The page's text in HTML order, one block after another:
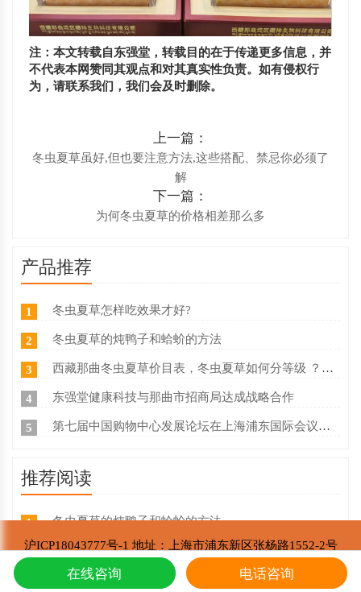
注：本文转载自东强堂，转载目的在于传递更多信息，并
不代表本网赞同其观点和对其真实性负责。如有侵权行
为，请联系我们，我们会及时删除。
上一篇：
冬虫夏草虽好,但也要注意方法,这些搭配、禁忌你必须了
解
下一篇：
​为何冬虫夏草的价格相差那么多
产品推荐
1 冬虫夏草怎样吃效果才好?
2 冬虫夏草的炖鸭子和蛤蚧的方法
3 西藏那曲冬虫夏草价目表，冬虫夏草如何分等级 ？什么价
4 东强堂健康科技与那曲市招商局达成战略合作
5 第七届中国购物中心发展论坛在上海浦东国际会议中心成功举办
推荐阅读
1 冬虫夏草的炖鸭子和蛤蚧的方法
2 东强堂健康科技与那曲市招商局达成战略合
第七届中国购物中心发展论坛在上海浦东国
沪ICP18043777号-1 地址：上海市浦东新区张杨路1552-2号
东强堂健康科技有限公司 版权所有
Copyright © 2002-2021
在线咨询 电话咨询